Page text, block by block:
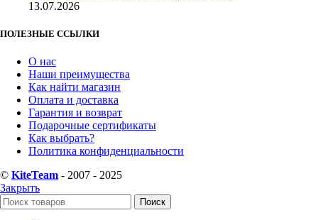
13.07.2026
ПОЛЕЗНЫЕ ССЫЛКИ
О нас
Наши преимущества
Как найти магазин
Оплата и доставка
Гарантия и возврат
Подарочные сертификаты
Как выбрать?
Политика конфиденциальности
© KiteTeam - 2007 - 2025
Закрыть
Поиск